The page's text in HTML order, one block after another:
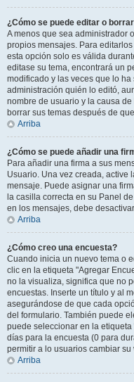
¿Cómo se puede editar o
A menos que sea administrador
propios mensajes. Para
esta opción solo es válida
editase su tema, encontrará un
modificado y las veces que lo
administración quién lo editó,
nombre de usuario y la causa
borrar sus temas después de
Arriba
¿Cómo se puede añadir una
Para añadir una firma a sus
Usuario. Una vez creada, active
mensaje. Puede asignar una
la casilla correcta en su Panel
en los mensajes, debe
Arriba
¿Cómo creo una encuesta?
Cuando inicia un nuevo tema o
clic en la etiqueta "Agregar
no la visualiza, significa que no
encuestas. Inserte un título y al
asegurándose de que cada
del formulario. También puede
puede seleccionar en la
días para la encuesta (0 para
permitir a lo usuarios cambiar su
Arriba